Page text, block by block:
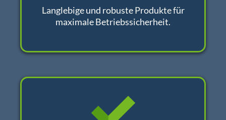
Langlebige und robuste Produkte für
maximale Betriebssicherheit.